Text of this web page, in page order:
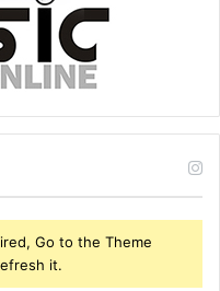
Go to the Theme
it.